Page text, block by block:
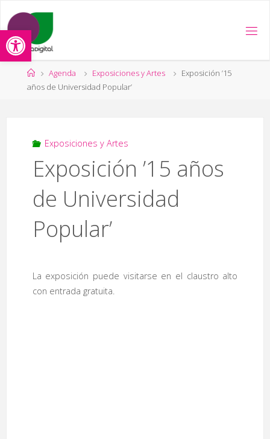
Abrir barra de herramientas
contenido
Página
de
Agenda Exposiciones y Artes
Exposición ’15
años de Universidad Popular’
Exposiciones y Artes
Exposición ’15 años
de Universidad
Popular’
La exposición puede visitarse en el claustro alto
con entrada gratuita.